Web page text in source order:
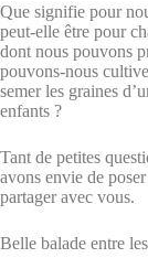
Que signifie pour
peut-elle être pour
dont nous pouvons
pouvons-nous
semer les graines
enfants ?
Tant de petites
avons envie de
partager avec vous.
Belle balade entre